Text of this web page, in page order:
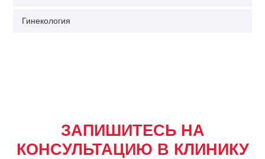
Гинекология
ЗАПИШИТЕСЬ НА
КОНСУЛЬТАЦИЮ В КЛИНИКУ